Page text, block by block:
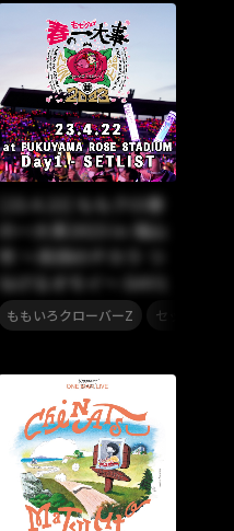
[23.4.22] ももクロ春
の一大事2023 in 福山
市 〜笑顔のチカラ つ
なげるオモイ〜 DAY1
ももいろクローバーZ セットリスト